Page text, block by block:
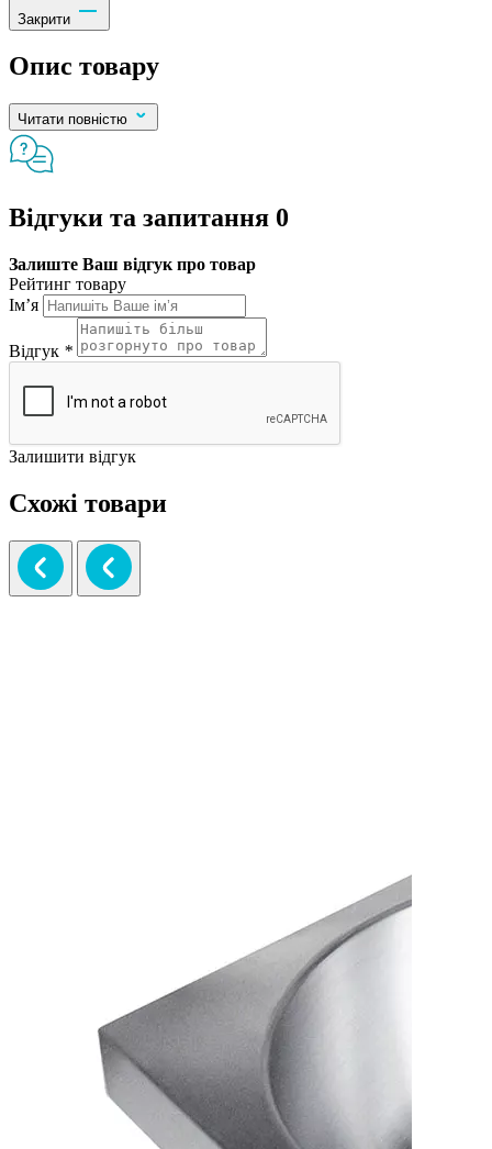
Закрити
Опис товару
Читати повністю
Відгуки та запитання 0
Залиште Ваш відгук про товар
Рейтинг товару
Ім’я
Відгук *
Залишити відгук
Схожі товари